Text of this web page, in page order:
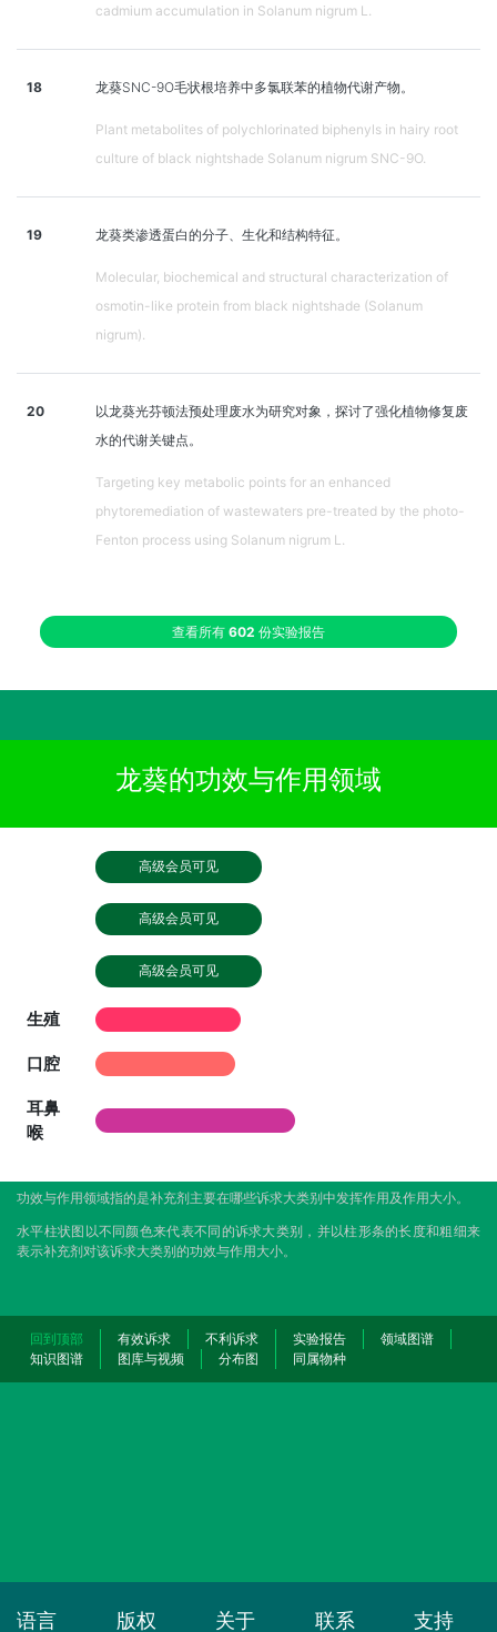
cadmium accumulation in Solanum nigrum L.
18 龙葵SNC-9O毛状根培养中多氯联苯的植物代谢产物。
Plant metabolites of polychlorinated biphenyls in hairy root
culture of black nightshade Solanum nigrum SNC-9O.
19 龙葵类渗透蛋白的分子、生化和结构特征。
Molecular, biochemical and structural characterization of
osmotin-like protein from black nightshade (Solanum
nigrum).
20
以龙葵光芬顿法预处理废水为研究对象，探讨了强化植物修复废
水的代谢关键点。
Targeting key metabolic points for an enhanced
phytoremediation of wastewaters pre-treated by the photo-
Fenton process using Solanum nigrum L.
查看所有 602 份实验报告
龙葵的功效与作用领域
高级会员可见
高级会员可见
高级会员可见
生殖
口腔
耳鼻
喉
功效与作用领域指的是补充剂主要在哪些诉求大类别中发挥作用及作用大小。
水平柱状图以不同颜色来代表不同的诉求大类别，并以柱形条的长度和粗细来
表示补充剂对该诉求大类别的功效与作用大小。
回到顶部 有效诉求 不利诉求 实验报告
领域图谱
知识图谱
图库与视频 分布图 同属物种
语言 版权 关于 联系 支持